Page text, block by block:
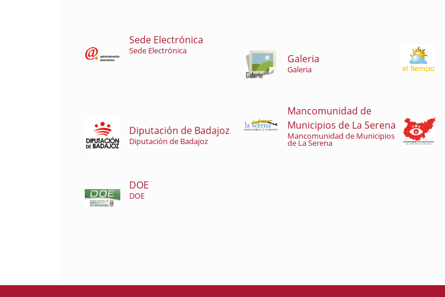
Sede Electrónica
Sede Electrónica
Galeria
Galeria
Diputación de Badajoz
Diputación de Badajoz
Mancomunidad de
Municipios de La Serena
Mancomunidad de Municipios
de La Serena
DOE
DOE